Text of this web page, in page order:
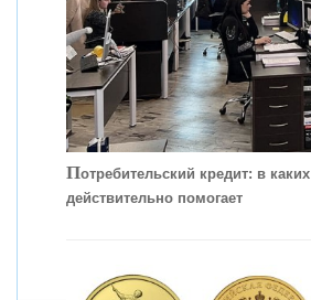
Потребительский кредит: в
действительно помогает